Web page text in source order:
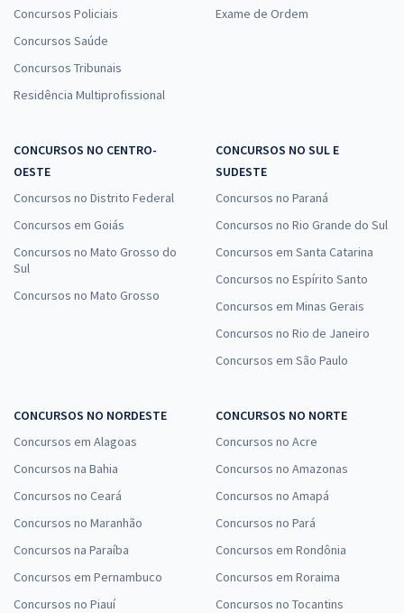
Concursos Policiais
Concursos Saúde
Concursos Tribunais
Residência Multiprofissional
Exame de Ordem
CONCURSOS NO CENTRO-
OESTE
Concursos no Distrito Federal
Concursos em Goiás
Concursos no Mato Grosso do
Sul
Concursos no Mato Grosso
CONCURSOS NO SUL E
SUDESTE
Concursos no Paraná
Concursos no Rio Grande do Sul
Concursos em Santa Catarina
Concursos no Espírito Santo
Concursos em Minas Gerais
Concursos no Rio de Janeiro
Concursos em São Paulo
CONCURSOS NO NORDESTE
Concursos em Alagoas
Concursos na Bahia
Concursos no Ceará
Concursos no Maranhão
Concursos na Paraíba
Concursos em Pernambuco
Concursos no Piauí
CONCURSOS NO NORTE
Concursos no Acre
Concursos no Amazonas
Concursos no Amapá
Concursos no Pará
Concursos em Rondônia
Concursos em Roraima
Concursos no Tocantins